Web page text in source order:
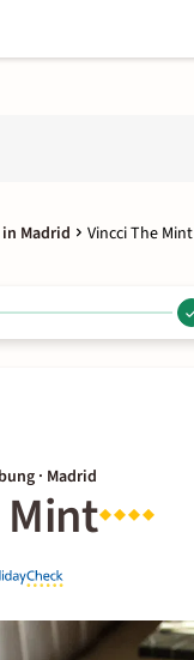
Madrid Vincci The Mint
· Madrid
Mint